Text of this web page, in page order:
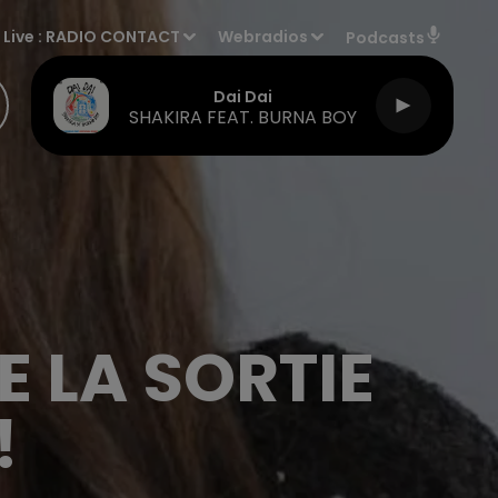
Live : RADIO CONTACT Webradios Podcasts
Dai Dai
SHAKIRA FEAT. BURNA BOY
LA SORTIE